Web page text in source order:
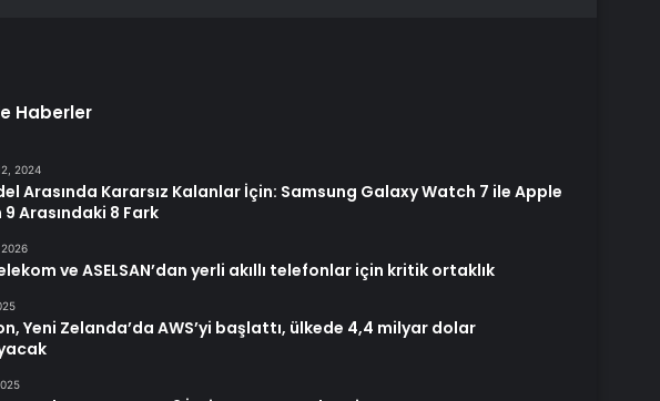
Haberler
2024
Arasında Kararsız Kalanlar İçin: Samsung Galaxy Watch 7 ile Apple
Arasındaki 8 Fark
2026
ve ASELSAN’dan yerli akıllı telefonlar için kritik ortaklık
Yeni Zelanda’da AWS’yi başlattı, ülkede 4,4 milyar dolar